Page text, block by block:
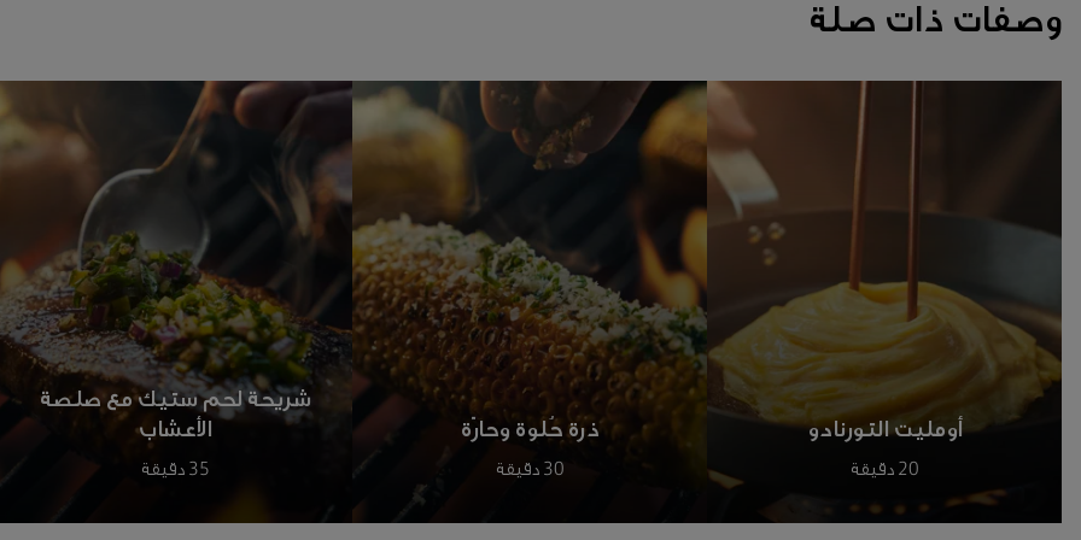
وصفات ذات صلة
أومليت التورنادو
20 دقيقة
ذرة حُلوة وحارّة
30 دقيقة
شريحة لحم ستيك مع صلصة
الأعشاب
35 دقيقة